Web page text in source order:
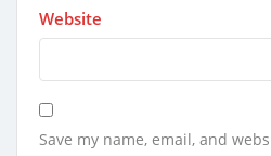
Website
Save my name, email, and